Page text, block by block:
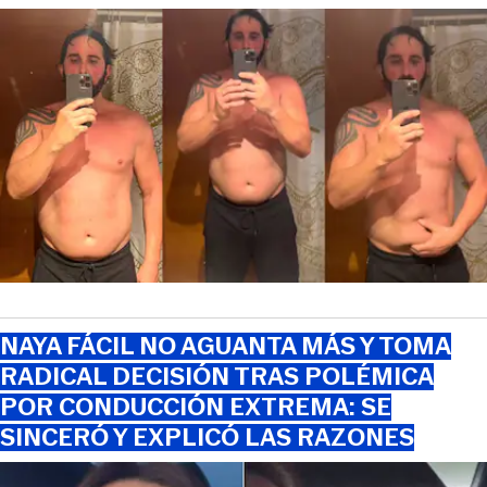
NAYA FÁCIL NO AGUANTA MÁS Y TOMA
RADICAL DECISIÓN TRAS POLÉMICA
POR CONDUCCIÓN EXTREMA: SE
SINCERÓ Y EXPLICÓ LAS RAZONES